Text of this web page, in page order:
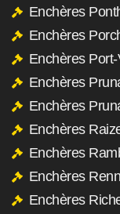
Enchères
Enchères
Enchères
Enchères
Enchères
Enchères
Enchères
Enchères
Enchères